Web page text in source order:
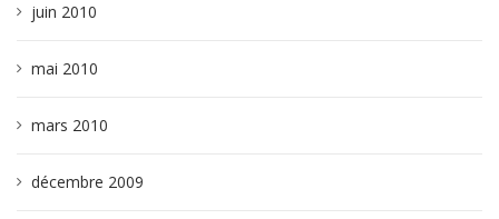
juin 2010
mai 2010
mars 2010
décembre 2009